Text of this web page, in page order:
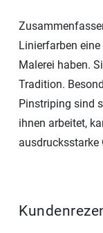
Linierfarben
Malerei haben.
Tradition.
Pinstriping sind
ihnen arbeitet,